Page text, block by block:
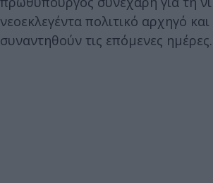
νεοεκλεγέντα πολιτικό αρχηγό
συναντηθούν τις επόμενες ημέρες.